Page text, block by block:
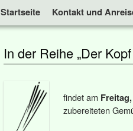
Zum Inhalt wechseln
Zum sekundären Inhalt
Startseite Kontakt und
In der Reihe „Der
findet am
zubereiteten